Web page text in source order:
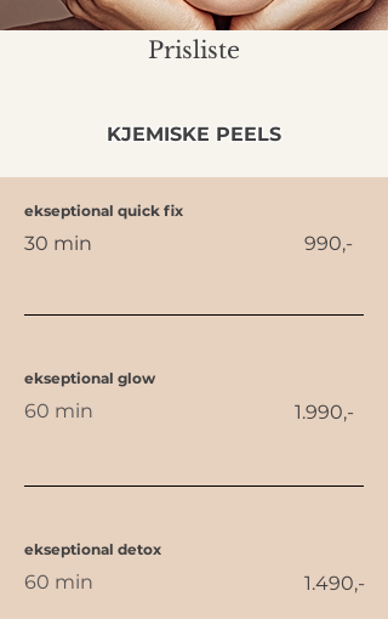
Prisliste
KJEMISKE PEELS
ekseptional quick fix
30 min 990,-
ekseptional glow
60 min 1.990,-
ekseptional detox
60 min 1.490,-